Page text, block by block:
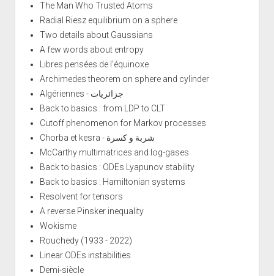
The Man Who Trusted Atoms
Radial Riesz equilibrium on a sphere
Two details about Gaussians
A few words about entropy
Libres pensées de l'équinoxe
Archimedes theorem on sphere and cylinder
Algériennes - جزائريات
Back to basics : from LDP to CLT
Cutoff phenomenon for Markov processes
Chorba et kesra - شربة و كسرة
McCarthy multimatrices and log-gases
Back to basics : ODEs Lyapunov stability
Back to basics : Hamiltonian systems
Resolvent for tensors
A reverse Pinsker inequality
Wokisme
Rouchedy (1933 - 2022)
Linear ODEs instabilities
Demi-siècle